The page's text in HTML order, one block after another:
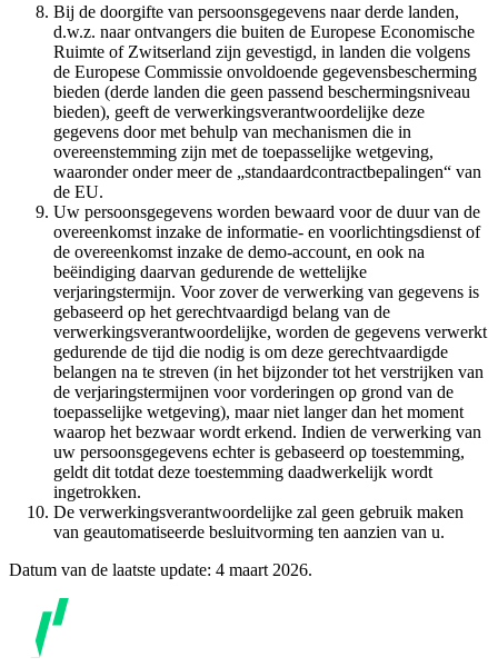
Bij de doorgifte van persoonsgegevens naar derde landen,
d.w.z. naar ontvangers die buiten de Europese Economische
Ruimte of Zwitserland zijn gevestigd, in landen die volgens
de Europese Commissie onvoldoende gegevensbescherming
bieden (derde landen die geen passend beschermingsniveau
bieden), geeft de verwerkingsverantwoordelijke deze
gegevens door met behulp van mechanismen die in
overeenstemming zijn met de toepasselijke wetgeving,
waaronder onder meer de „standaardcontractbepalingen“ van
de EU.
Uw persoonsgegevens worden bewaard voor de duur van de
overeenkomst inzake de informatie- en voorlichtingsdienst of
de overeenkomst inzake de demo-account, en ook na
beëindiging daarvan gedurende de wettelijke
verjaringstermijn. Voor zover de verwerking van gegevens is
gebaseerd op het gerechtvaardigd belang van de
verwerkingsverantwoordelijke, worden de gegevens verwerkt
gedurende de tijd die nodig is om deze gerechtvaardigde
belangen na te streven (in het bijzonder tot het verstrijken van
de verjaringstermijnen voor vorderingen op grond van de
toepasselijke wetgeving), maar niet langer dan het moment
waarop het bezwaar wordt erkend. Indien de verwerking van
uw persoonsgegevens echter is gebaseerd op toestemming,
geldt dit totdat deze toestemming daadwerkelijk wordt
ingetrokken.
De verwerkingsverantwoordelijke zal geen gebruik maken
van geautomatiseerde besluitvorming ten aanzien van u.
Datum van de laatste update: 4 maart 2026.